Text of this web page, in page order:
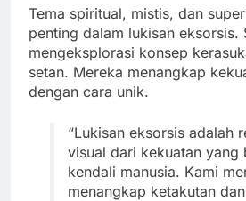
Tema spiritual, mistis, dan
penting dalam lukisan eksorsis.
mengeksplorasi konsep
setan. Mereka menangkap
dengan cara unik.
“Lukisan eksorsis adalah
visual dari kekuatan yang
kendali manusia. Kami
menangkap ketakutan